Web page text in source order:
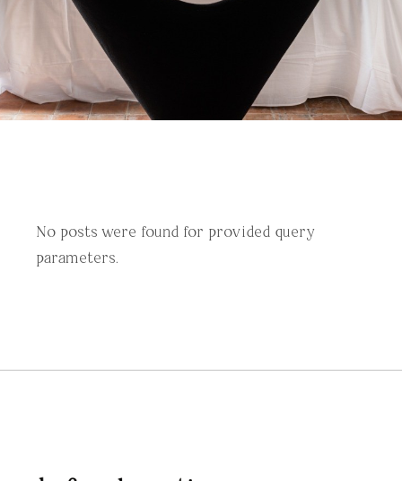
No posts were found for provided query
parameters.